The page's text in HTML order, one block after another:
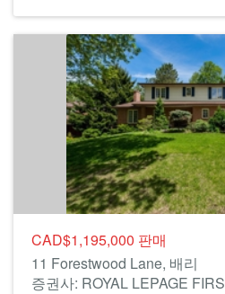
CAD$1,195,000 판매
11 Forestwood Lane, 배리
증권사: ROYAL LEPAGE